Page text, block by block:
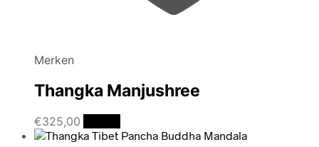
Merken
Thangka Manjushree
€325,00